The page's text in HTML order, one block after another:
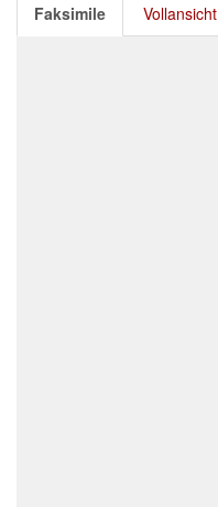
Faksimile Vollansicht